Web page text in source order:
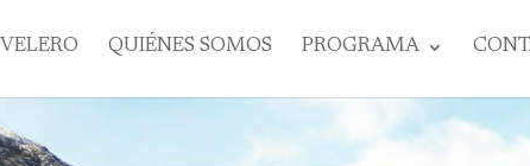
VELERO QUIÉNES SOMOS PROGRAMA